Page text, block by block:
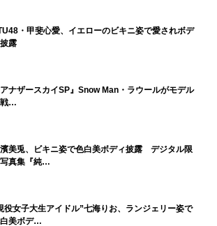
いただいた作品はキラキラしているも
どちらかと言うと自然体なキャラクター
が、こういうドロドロとした作品であっ
ダークな役にも挑戦したいとずっと考え
身、そしてきっと誰もが抱えている暗い
表現してみたかったので、それをハル
実現でき、とてもうれしく思っていま
京子さんはどのような方ですか？
きていないのですが、この作品を現役ア
・甲斐心愛、イエローのビキニ姿で愛されボデ
露
アナザースカイSP』Snow Man・ラウールがモデル
…
美兎、ビキニ姿で色白美ボディ披露 デジタル限
真集『純…
役女子大生アイドル”七海りお、ランジェリー姿で
美ボデ…